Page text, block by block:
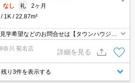
なし 礼
2ヶ月
1K 22.87m²
学希望などのお問合せは【タウンハウジン
に♪★
奈川 菊名店
詳細を見る
残り3件を表示する